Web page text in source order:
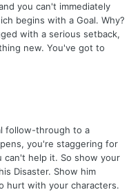
you can't immediately
begins with a Goal. Why?
with a serious setback,
new. You've got to
follow-through to a
you're staggering for
can't help it. So show your
Disaster. Show him
hurt with your characters.